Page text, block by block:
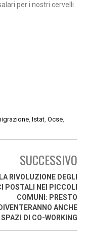
per i nostri cervelli
, Istat, Ocse,
SUCCESSIVO
LA RIVOLUZIONE DEGLI
POSTALI NEI PICCOLI
COMUNI: PRESTO
DIVENTERANNO ANCHE
SPAZI DI CO-WORKING